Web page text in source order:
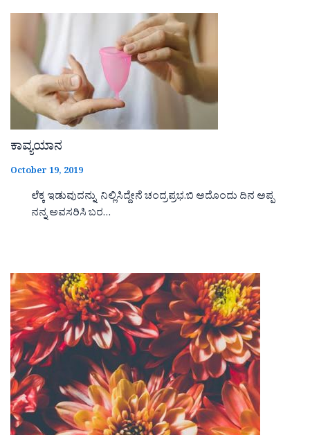
ಕಾವ್ಯಯಾನ
October 19, 2019
ಲೆಕ್ಕ ಇಡುವುದನ್ನು ನಿಲ್ಲಿಸಿದ್ದೇನೆ ಚಂದ್ರಪ್ರಭ.ಬಿ ಅದೊಂದು ದಿನ ಅಪ್ಪ
ನನ್ನ ಅವಸರಿಸಿ ಬರ…